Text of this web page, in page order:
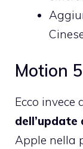
Motion
Ecco invece
dell’update
Apple nella